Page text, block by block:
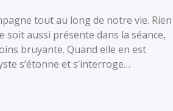
tout au long de notre vie. Rien
soit aussi présente dans la séance,
bruyante. Quand elle en est
s’étonne et s’interroge…